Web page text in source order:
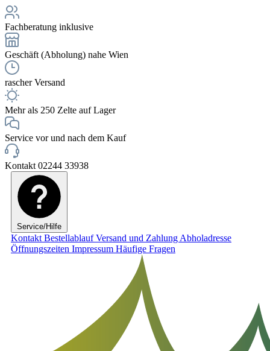
Fachberatung inklusive
Geschäft (Abholung) nahe Wien
rascher Versand
Mehr als 250 Zelte auf Lager
Service vor und nach dem Kauf
Kontakt 02244 33938
Service/Hilfe
Kontakt BestellablaufVersand und Zahlung Abholadresse
Öffnungszeiten Impressum Häufige Fragen